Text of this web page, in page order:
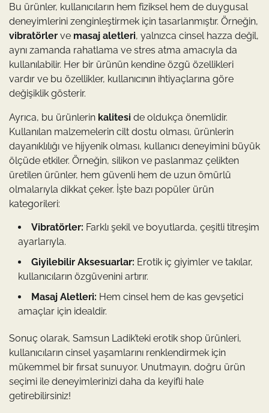
Bu ürünler, kullanıcıların hem fiziksel hem de duygusal
deneyimlerini zenginleştirmek için tasarlanmıştır. Örneğin,
vibratörler ve masaj aletleri, yalnızca cinsel hazza değil,
aynı zamanda rahatlama ve stres atma amacıyla da
kullanılabilir. Her bir ürünün kendine özgü özellikleri
vardır ve bu özellikler, kullanıcının ihtiyaçlarına göre
değişiklik gösterir.
Ayrıca, bu ürünlerin kalitesi de oldukça önemlidir.
Kullanılan malzemelerin cilt dostu olması, ürünlerin
dayanıklılığı ve hijyenik olması, kullanıcı deneyimini büyük
ölçüde etkiler. Örneğin, silikon ve paslanmaz çelikten
üretilen ürünler, hem güvenli hem de uzun ömürlü
olmalarıyla dikkat çeker. İşte bazı popüler ürün
kategorileri:
Vibratörler: Farklı şekil ve boyutlarda, çeşitli titreşim
ayarlarıyla.
Giyilebilir Aksesuarlar: Erotik iç giyimler ve takılar,
kullanıcıların özgüvenini artırır.
Masaj Aletleri: Hem cinsel hem de kas gevşetici
amaçlar için idealdir.
Sonuç olarak, Samsun Ladik’teki erotik shop ürünleri,
kullanıcıların cinsel yaşamlarını renklendirmek için
mükemmel bir fırsat sunuyor. Unutmayın, doğru ürün
seçimi ile deneyimlerinizi daha da keyifli hale
getirebilirsiniz!